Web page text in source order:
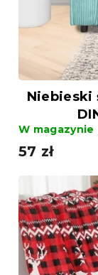
k
w
Niebieski
W magazynie
57 zł